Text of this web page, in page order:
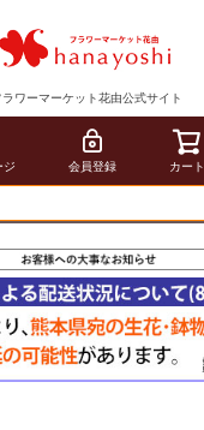
ラワーマーケット花由公式サイト
ジ 会員登録 カート